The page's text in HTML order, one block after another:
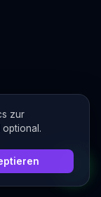
♥ in der Schweiz
zur
optional.